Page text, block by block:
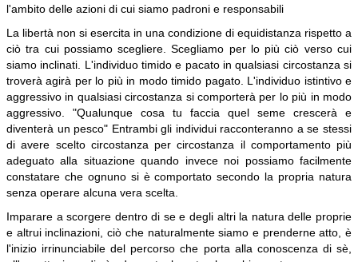
l'ambito delle azioni di cui siamo padroni e responsabili
La libertà non si esercita in una condizione di equidistanza rispetto a
ciò tra cui possiamo scegliere. Scegliamo per lo più ciò verso cui
siamo inclinati. L'individuo timido e pacato in qualsiasi circostanza si
troverà agirà per lo più in modo timido pagato. L'individuo istintivo e
aggressivo in qualsiasi circostanza si comporterà per lo più in modo
aggressivo. "Qualunque cosa tu faccia quel seme crescerà e
diventerà un pesco" Entrambi gli individui racconteranno a se stessi
di avere scelto circostanza per circostanza il comportamento più
adeguato alla situazione quando invece noi possiamo facilmente
constatare che ognuno si è comportato secondo la propria natura
senza operare alcuna vera scelta.
Imparare a scorgere dentro di se e degli altri la natura delle proprie
e altrui inclinazioni, ciò che naturalmente siamo e prenderne atto, è
l'inizio irrinunciabile del percorso che porta alla conoscenza di sè,